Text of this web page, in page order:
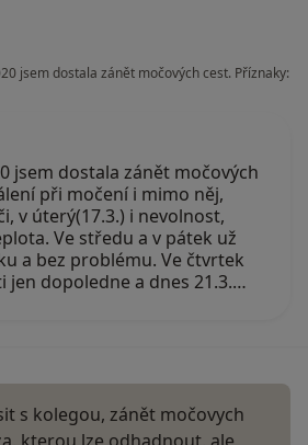
jsem dostala zánět močových cest. Příznaky:
jsem dostala zánět močových
při močení i mimo něj,
v úterý(17.3.) i nevolnost,
Ve středu a v pátek už
a bez problému. Ve čtvrtek
jen dopoledne a dnes 21.3.…
s kolegou, zánět močovych
kterou lze odhadnout, ale